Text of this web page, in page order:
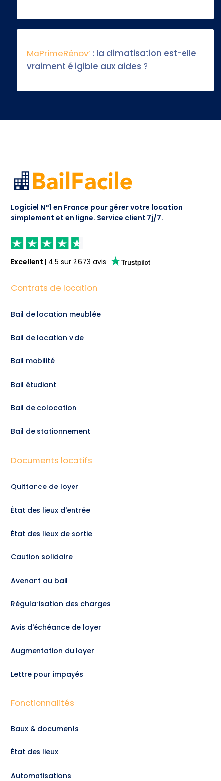
MaPrimeRénov’ : la climatisation est-elle
vraiment éligible aux aides ?
Logiciel N°1 en France pour gérer votre location
simplement et en ligne. Service client 7j/7.
Excellent | 4.5 sur2 673 avis
Contrats de location
Bail de location meublée
Bail de location vide
Bail mobilité
Bail étudiant
Bail de colocation
Bail de stationnement
Documents locatifs
Quittance de loyer
État des lieux d'entrée
État des lieux de sortie
Caution solidaire
Avenant au bail
Régularisation des charges
Avis d'échéance de loyer
Augmentation du loyer
Lettre pour impayés
Fonctionnalités
Baux & documents
État des lieux
Automatisations